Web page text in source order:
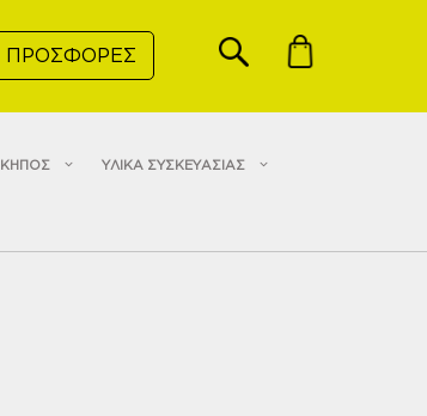
ΠΡΟΣΦΟΡΕΣ
ΚΗΠΟΣ ΥΛΙΚΑ ΣΥΣΚΕΥΑΣΙΑΣ